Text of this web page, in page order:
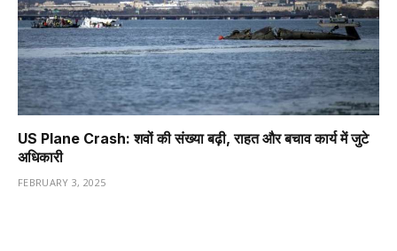
US Plane Crash: शवों की संख्या बढ़ी, राहत और बचाव कार्य में जुटे
अधिकारी
FEBRUARY 3, 2025